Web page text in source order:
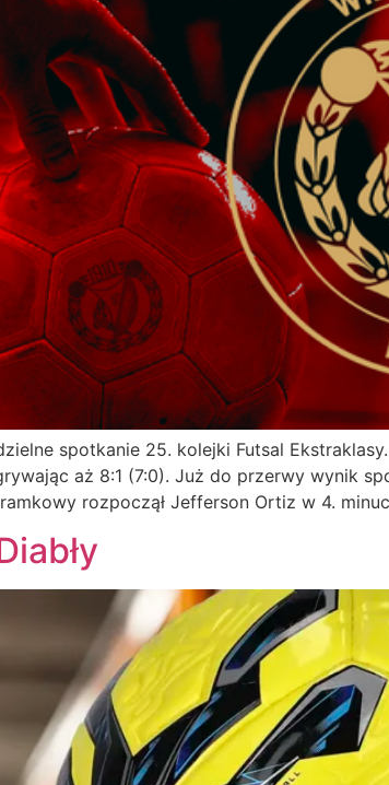
spotkanie 25. kolejki Futsal
aż 8:1 (7:0). Już do przerwy wynik
rozpoczął Jefferson Ortiz w 4.